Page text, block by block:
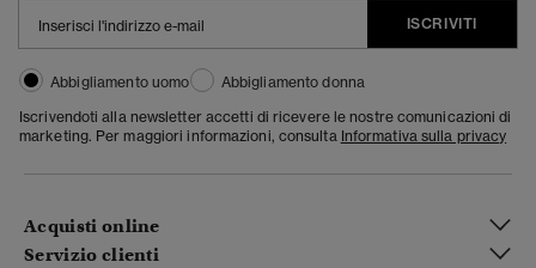
ISCRIVITI
Abbigliamento uomo
Abbigliamento donna
Iscrivendoti alla newsletter accetti di ricevere le nostre comunicazioni di
marketing. Per maggiori informazioni, consulta Informativa sulla privacy
Acquisti online
Servizio clienti